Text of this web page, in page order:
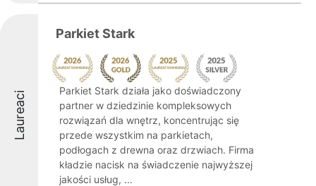
Laureaci
Parkiet Stark
Parkiet Stark działa jako doświadczony
partner w dziedzinie kompleksowych
rozwiązań dla wnętrz, koncentrując się
przede wszystkim na parkietach,
podłogach z drewna oraz drzwiach. Firma
kładzie nacisk na świadczenie najwyższej
jakości usług, ...